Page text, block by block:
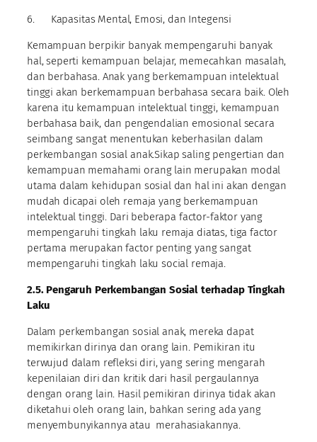
6. Kapasitas Mental, Emosi, dan Integensi
Kemampuan berpikir banyak mempengaruhi banyak
hal, seperti kemampuan belajar, memecahkan masalah,
dan berbahasa. Anak yang berkemampuan intelektual
tinggi akan berkemampuan berbahasa secara baik. Oleh
karena itu kemampuan intelektual tinggi, kemampuan
berbahasa baik, dan pengendalian emosional secara
seimbang sangat menentukan keberhasilan dalam
perkembangan sosial anak.Sikap saling pengertian dan
kemampuan memahami orang lain merupakan modal
utama dalam kehidupan sosial dan hal ini akan dengan
mudah dicapai oleh remaja yang berkemampuan
intelektual tinggi. Dari beberapa factor-faktor yang
mempengaruhi tingkah laku remaja diatas, tiga factor
pertama merupakan factor penting yang sangat
mempengaruhi tingkah laku social remaja.
2.5. Pengaruh Perkembangan Sosial terhadap Tingkah
Laku
Dalam perkembangan sosial anak, mereka dapat
memikirkan dirinya dan orang lain. Pemikiran itu
terwujud dalam refleksi diri, yang sering mengarah
kepenilaian diri dan kritik dari hasil pergaulannya
dengan orang lain. Hasil pemikiran dirinya tidak akan
diketahui oleh orang lain, bahkan sering ada yang
menyembunyikannya atau merahasiakannya.